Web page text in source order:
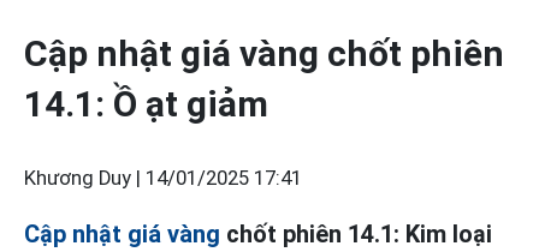
Cập nhật giá vàng chốt phiên
14.1: Ồ ạt giảm
Khương Duy | 14/01/2025 17:41
Cập nhật giá vàng chốt phiên 14.1: Kim loại